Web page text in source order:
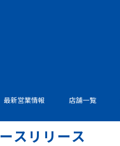
最新営業情報 店舗一覧
スリリース